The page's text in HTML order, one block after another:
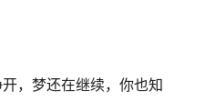
，梦还在继续，你也知